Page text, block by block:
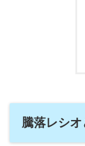
騰落レシオ